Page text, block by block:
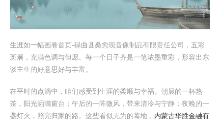
生涯如一幅画卷首页-碌曲县桑愈现音像制品有限责任公司，五彩
斑斓，充满色调与但愿。每一个日子齐是一笔浓墨重彩，形容出东
谈主生的好意思好与丰富。
在平时的点滴中，咱们感受到生涯的柔顺与幸福。朝晨的一杯热
茶，阳光洒满窗台；午后的一阵微风，带来清冷与宁静；夜晚的一
盏灯火，照亮归家的路。这些看似无为的蓦地， 内蒙古华胜金融有